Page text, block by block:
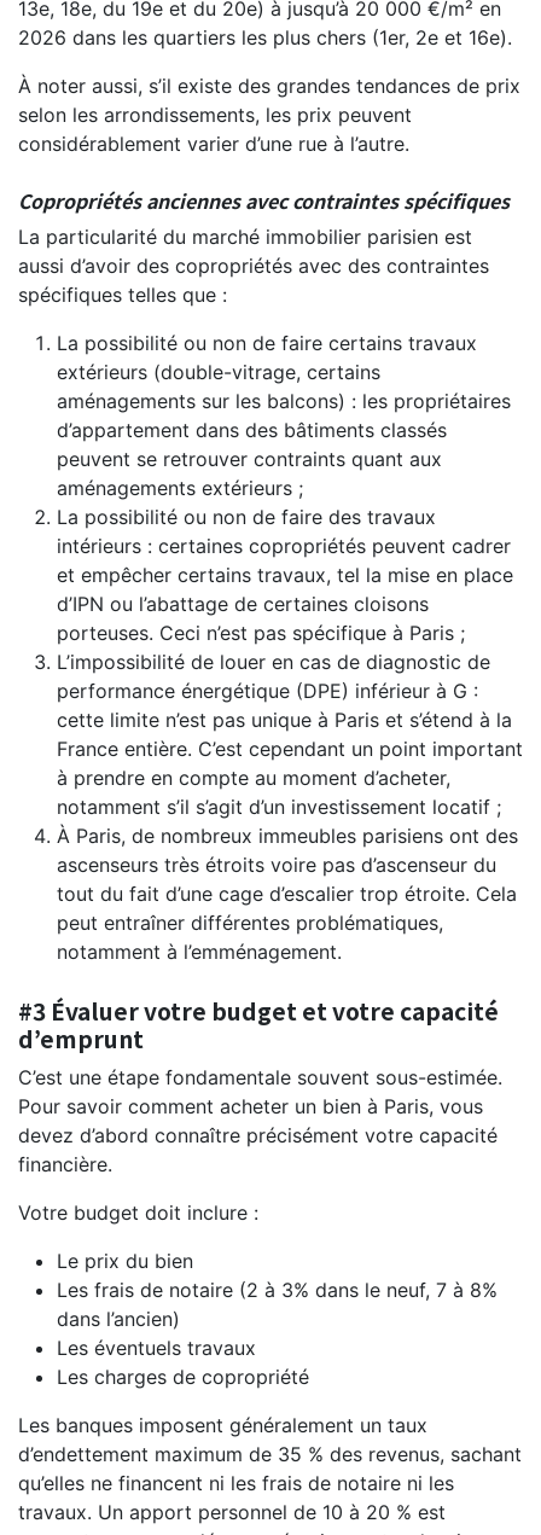
13e, 18e, du 19e et du 20e) à jusqu’à 20 000 €/m² en
2026 dans les quartiers les plus chers (1er, 2e et 16e).
À noter aussi, s’il existe des grandes tendances de prix
selon les arrondissements, les prix peuvent
considérablement varier d’une rue à l’autre.
Copropriétés anciennes avec contraintes spécifiques
La particularité du marché immobilier parisien est
aussi d’avoir des copropriétés avec des contraintes
spécifiques telles que :
La possibilité ou non de faire certains travaux
extérieurs (double-vitrage, certains
aménagements sur les balcons) : les propriétaires
d’appartement dans des bâtiments classés
peuvent se retrouver contraints quant aux
aménagements extérieurs ;
La possibilité ou non de faire des travaux
intérieurs : certaines copropriétés peuvent cadrer
et empêcher certains travaux, tel la mise en place
d’IPN ou l’abattage de certaines cloisons
porteuses. Ceci n’est pas spécifique à Paris ;
L’impossibilité de louer en cas de diagnostic de
performance énergétique (DPE) inférieur à G :
cette limite n’est pas unique à Paris et s’étend à la
France entière. C’est cependant un point important
à prendre en compte au moment d’acheter,
notamment s’il s’agit d’un investissement locatif ;
À Paris, de nombreux immeubles parisiens ont des
ascenseurs très étroits voire pas d’ascenseur du
tout du fait d’une cage d’escalier trop étroite. Cela
peut entraîner différentes problématiques,
notamment à l’emménagement.
#3 Évaluer votre budget et votre capacité
d’emprunt
C’est une étape fondamentale souvent sous-estimée.
Pour savoir comment acheter un bien à Paris, vous
devez d’abord connaître précisément votre capacité
financière.
Votre budget doit inclure :
Le prix du bien
Les frais de notaire (2 à 3% dans le neuf, 7 à 8%
dans l’ancien)
Les éventuels travaux
Les charges de copropriété
Les banques imposent généralement un taux
d’endettement maximum de 35 % des revenus, sachant
qu’elles ne financent ni les frais de notaire ni les
travaux. Un apport personnel de 10 à 20 % est